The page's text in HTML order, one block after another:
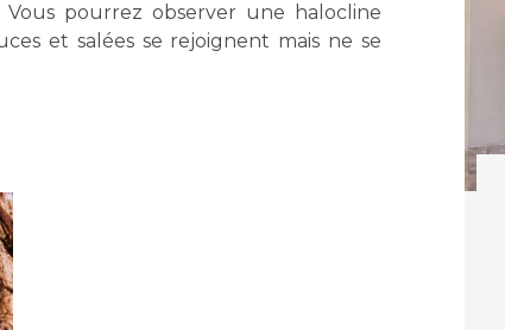
pourrez observer une halocline
et salées se rejoignent mais ne se